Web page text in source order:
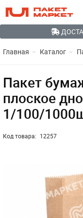
Главная Каталог
Пакет
плоское
1/100/
Код товара: 12257